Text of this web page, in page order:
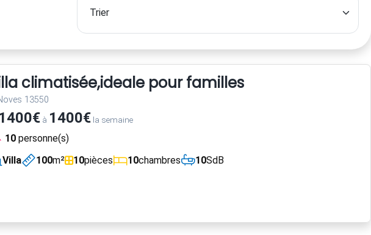
climatisée,ideale pour familles
13550
1400€à 1400€la semaine
10personne(s)
Villa
100m² 10pièces 10chambres 10SdB